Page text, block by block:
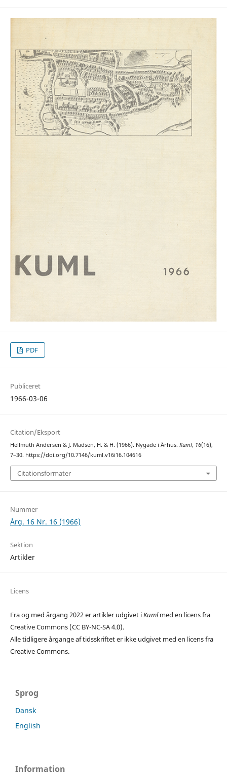
PDF
Publiceret
1966-03-06
Citation/Eksport
Hellmuth Andersen & J. Madsen, H. & H. (1966). Nygade i Århus. Kuml, 16(16),
7–30. https://doi.org/10.7146/kuml.v16i16.104616
Citationsformater
Nummer
Årg. 16 Nr. 16 (1966)
Sektion
Artikler
Licens
Fra og med årgang 2022 er artikler udgivet iKumlmed en licens fra
Creative Commons (CC BY-NC-SA 4.0).
Alle tidligere årgange af tidsskriftet er ikke udgivet med en licens fra
Creative Commons.
Sprog
Dansk
English
Information